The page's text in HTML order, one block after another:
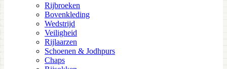
Rijbroeken
Bovenkleding
Wedstrijd
Veiligheid
Rijlaarzen
Schoenen & Jodhpurs
Chaps